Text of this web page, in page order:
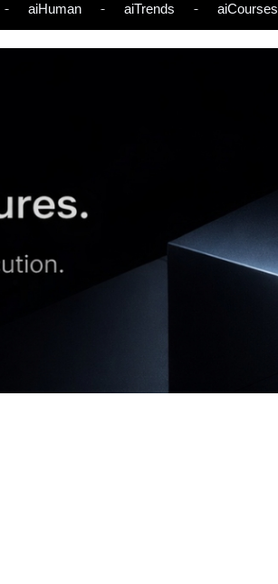
aiHuman aiTrends aiCourses